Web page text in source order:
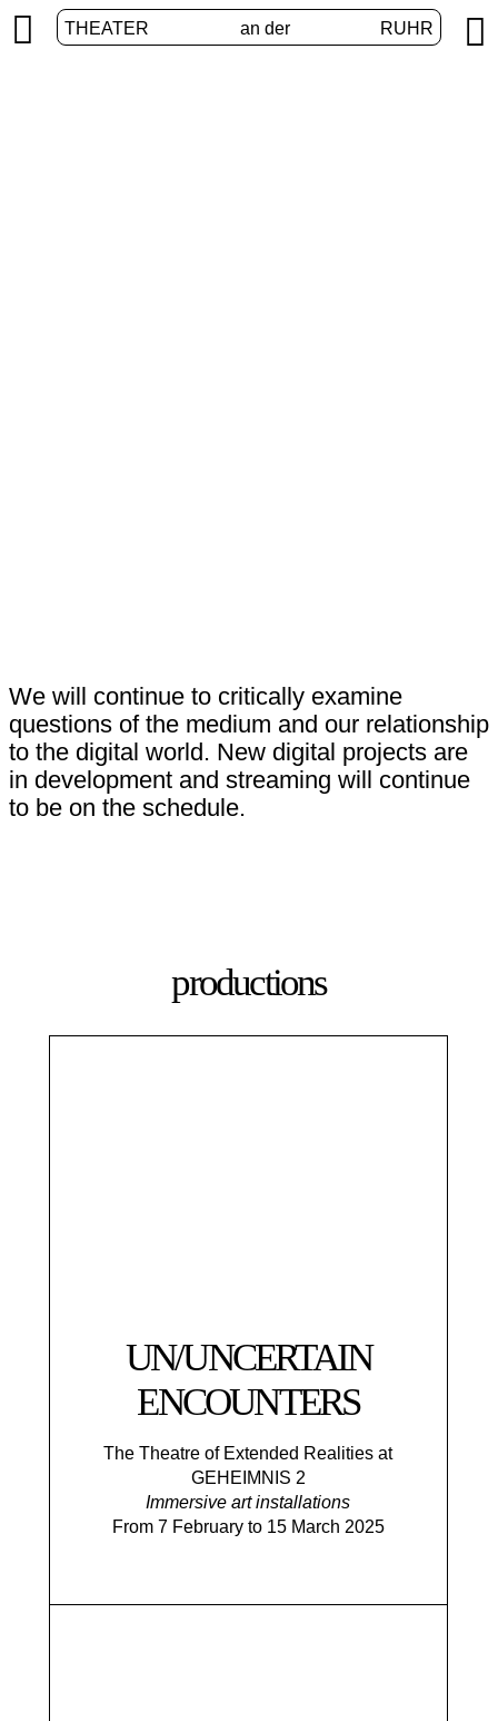
THEATER an der RUHR
 
We will continue to critically examine
questions of the medium and our relationship
to the digital world. New digital projects are
in development and streaming will continue
to be on the schedule.
productions
UN/UNCERTAIN
ENCOUNTERS
The Theatre of Extended Realities at
GEHEIMNIS 2
Immersive art installations
From 7 February to 15 March 2025